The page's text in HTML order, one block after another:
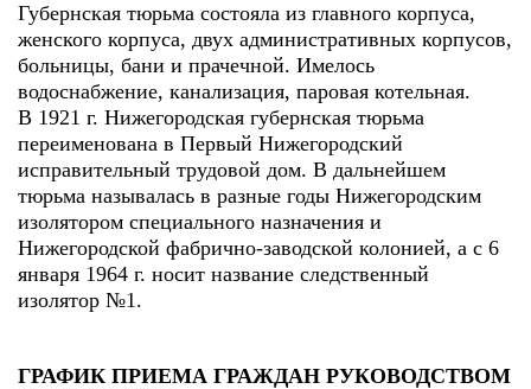
Губернская тюрьма состояла из главного корпуса,
женского корпуса, двух административных корпусов,
больницы, бани и прачечной. Имелось
водоснабжение, канализация, паровая котельная.
В 1921 г. Нижегородская губернская тюрьма
переименована в Первый Нижегородский
исправительный трудовой дом. В дальнейшем
тюрьма называлась в разные годы Нижегородским
изолятором специального назначения и
Нижегородской фабрично-заводской колонией, а с 6
января 1964 г. носит название следственный
изолятор №1.
ГРАФИК ПРИЕМА ГРАЖДАН РУКОВОДСТВОМ